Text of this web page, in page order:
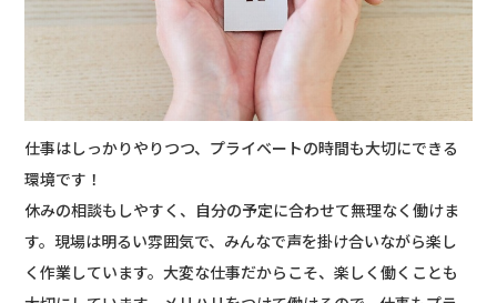
仕事はしっかりやりつつ、プライベートの時間も大切にできる
環境です！
休みの相談もしやすく、自分の予定に合わせて無理なく働けま
す。現場は明るい雰囲気で、みんなで声を掛け合いながら楽し
く作業しています。大変な仕事だからこそ、楽しく働くことも